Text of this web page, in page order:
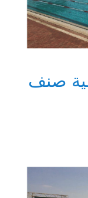
صنف